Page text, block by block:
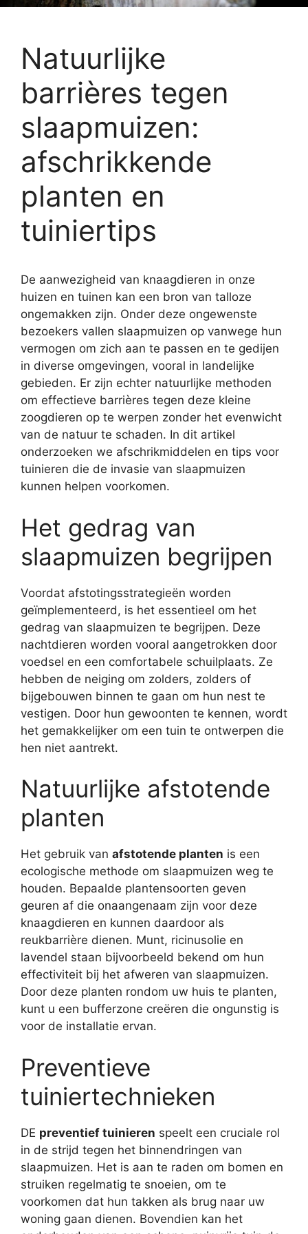
Natuurlijke
barrières tegen
slaapmuizen:
afschrikkende
planten en
tuiniertips
De aanwezigheid van knaagdieren in onze
huizen en tuinen kan een bron van talloze
ongemakken zijn. Onder deze ongewenste
bezoekers vallen slaapmuizen op vanwege hun
vermogen om zich aan te passen en te gedijen
in diverse omgevingen, vooral in landelijke
gebieden. Er zijn echter natuurlijke methoden
om effectieve barrières tegen deze kleine
zoogdieren op te werpen zonder het evenwicht
van de natuur te schaden. In dit artikel
onderzoeken we afschrikmiddelen en tips voor
tuinieren die de invasie van slaapmuizen
kunnen helpen voorkomen.
Het gedrag van
slaapmuizen begrijpen
Voordat afstotingsstrategieën worden
geïmplementeerd, is het essentieel om het
gedrag van slaapmuizen te begrijpen. Deze
nachtdieren worden vooral aangetrokken door
voedsel en een comfortabele schuilplaats. Ze
hebben de neiging om zolders, zolders of
bijgebouwen binnen te gaan om hun nest te
vestigen. Door hun gewoonten te kennen, wordt
het gemakkelijker om een ​​tuin te ontwerpen die
hen niet aantrekt.
Natuurlijke afstotende
planten
Het gebruik van afstotende planten is een
ecologische methode om slaapmuizen weg te
houden. Bepaalde plantensoorten geven
geuren af ​​die onaangenaam zijn voor deze
knaagdieren en kunnen daardoor als
reukbarrière dienen. Munt, ricinusolie en
lavendel staan ​​bijvoorbeeld bekend om hun
effectiviteit bij het afweren van slaapmuizen.
Door deze planten rondom uw huis te planten,
kunt u een bufferzone creëren die ongunstig is
voor de installatie ervan.
Preventieve
tuiniertechnieken
DE preventief tuinieren speelt een cruciale rol
in de strijd tegen het binnendringen van
slaapmuizen. Het is aan te raden om bomen en
struiken regelmatig te snoeien, om te
voorkomen dat hun takken als brug naar uw
woning gaan dienen. Bovendien kan het